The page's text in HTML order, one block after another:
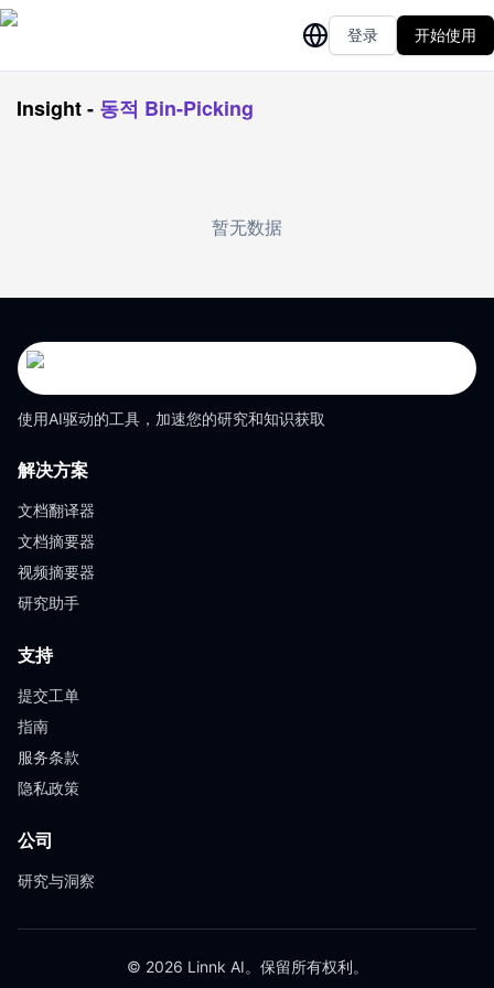
登录 开始使用
Insight- 동적 Bin-Picking
暂无数据
使用AI驱动的工具，加速您的研究和知识获取
解决方案
文档翻译器
文档摘要器
视频摘要器
研究助手
支持
提交工单
指南
服务条款
隐私政策
公司
研究与洞察
© 2026 Linnk AI。保留所有权利。